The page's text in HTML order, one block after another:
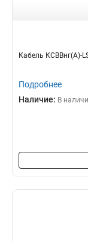
Кабель КСВВнг(А)-
Подробнее
Наличие: В